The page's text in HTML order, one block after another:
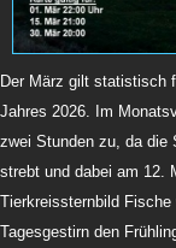
Der März gilt statistisch
Jahres 2026. Im
zwei Stunden zu, da die
strebt und dabei am 12.
Tierkreissternbild
Tagesgestirn den